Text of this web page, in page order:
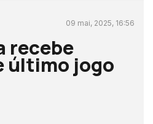
09 mai, 2025, 16:56
recebe
último jogo